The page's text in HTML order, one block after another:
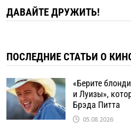
ДАВАЙТЕ ДРУЖИТЬ!
ПОСЛЕДНИЕ СТАТЬИ О
«Берите
и Луизы»,
Брэда Питта
05.08.2026